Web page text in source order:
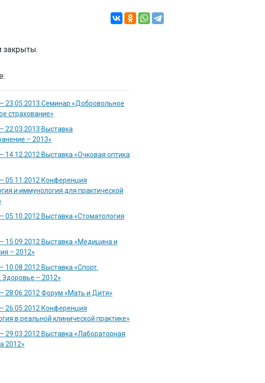
закрыты.
23.05.2013 Семинар «Добровольное
страхование»
22.03.2013 Выставка
– 2013»
14.12.2012 Выставка «Очковая оптика
05.11.2012 Конференция
и иммунология для практической
05.10.2012 Выставка «Стоматология
15.09.2012 Выставка «Медицина и
– 2012»
10.08.2012 Выставка «Спорт.
Здоровье – 2012»
28.06.2012 Форум «Мать и Дитя»
26.05.2012 Конференция
в реальной клинической практике»
29.03.2012 Выставка «Лабораторная
2012»